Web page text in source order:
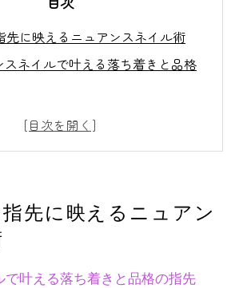
先に映えるニュアンスネイル術
スネイルで叶える落ち着きと品格
ザインが大人女性に人気の理由と
ン選びで大切なポイントまとめ
で安く上手いネイルを叶えるコツ
題の控えめデザイン特集
先に映えるニュアン
で叶える落ち着きと品格の指先